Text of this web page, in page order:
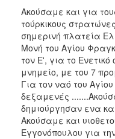
Ακούσαμε και για
τούρκικους
σημερινή πλατεία
Μονή του Αγίου
τον Ε', για το
μνημείο, με του 7
Για τον ναό του Αγίου
δεξαμενές
δημιούργησαν ενα
Ακούσαμε και
Εγγονόπουλου για